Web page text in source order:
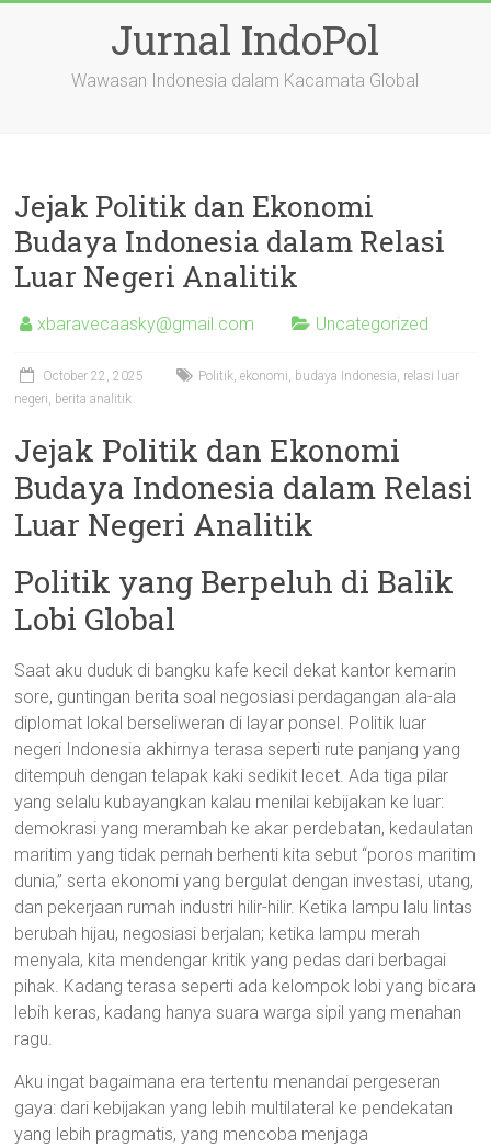
Jurnal IndoPol
Wawasan Indonesia dalam Kacamata Global
Jejak Politik dan Ekonomi
Budaya Indonesia dalam Relasi
Luar Negeri Analitik
xbaravecaasky@gmail.com Uncategorized
October 22, 2025
Politik, ekonomi, budaya Indonesia, relasi luar
negeri, berita analitik
Jejak Politik dan Ekonomi
Budaya Indonesia dalam Relasi
Luar Negeri Analitik
Politik yang Berpeluh di Balik
Lobi Global
Saat aku duduk di bangku kafe kecil dekat kantor kemarin
sore, guntingan berita soal negosiasi perdagangan ala-ala
diplomat lokal berseliweran di layar ponsel. Politik luar
negeri Indonesia akhirnya terasa seperti rute panjang yang
ditempuh dengan telapak kaki sedikit lecet. Ada tiga pilar
yang selalu kubayangkan kalau menilai kebijakan ke luar:
demokrasi yang merambah ke akar perdebatan, kedaulatan
maritim yang tidak pernah berhenti kita sebut “poros maritim
dunia,” serta ekonomi yang bergulat dengan investasi, utang,
dan pekerjaan rumah industri hilir-hilir. Ketika lampu lalu lintas
berubah hijau, negosiasi berjalan; ketika lampu merah
menyala, kita mendengar kritik yang pedas dari berbagai
pihak. Kadang terasa seperti ada kelompok lobi yang bicara
lebih keras, kadang hanya suara warga sipil yang menahan
ragu.
Aku ingat bagaimana era tertentu menandai pergeseran
gaya: dari kebijakan yang lebih multilateral ke pendekatan
yang lebih pragmatis, yang mencoba menjaga